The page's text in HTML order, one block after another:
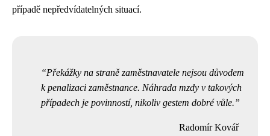
případě nepředvídatelných situací.
Překážky na straně zaměstnavatele nejsou důvodem
k penalizaci zaměstnance. Náhrada mzdy v takových
případech je povinností, nikoliv gestem dobré vůle.
Radomír Kovář